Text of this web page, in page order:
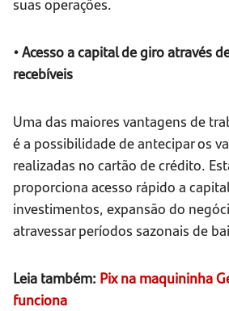
• Acesso a capital de giro através
recebíveis
Uma das maiores vantagens de
é a possibilidade de antecipar os
realizadas no cartão de crédito.
proporciona acesso rápido a
investimentos, expansão do
atravessar períodos sazonais de
Leia também: Pix na maquininha
funciona